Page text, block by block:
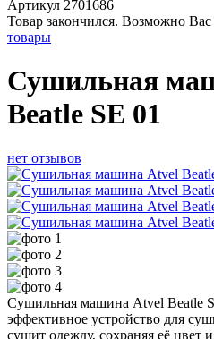
Артикул 2701686
Товар закончился. Возможно Вас
товары
Сушильная
Beatle SE 01
нет отзывов
Сушильная машина Atvel Beatle
эффективное устройство для
сушит одежду, сохраняя её цвет